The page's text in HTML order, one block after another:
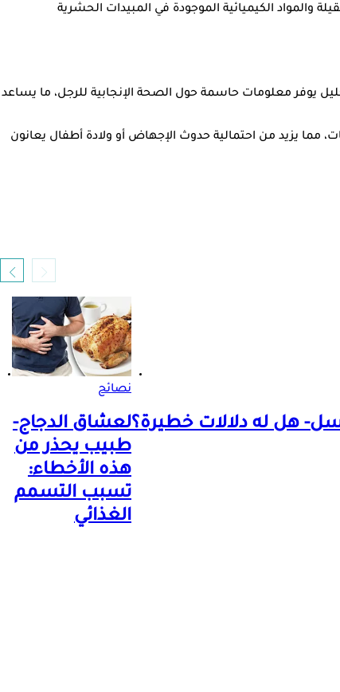
والمواد الكيميائية الموجودة في المبيدات الحشرية
يوفر معلومات حاسمة حول الصحة الإنجابية للرجل، ما يساعد
مما يزيد من احتمالية حدوث الإجهاض أو ولادة أطفال يعانون
هل له دلالات خطيرة؟
نصائح
لعشاق الدجاج-
طبيب يحذر من
هذه الأخطاء:
تسبب التسمم
الغذائي